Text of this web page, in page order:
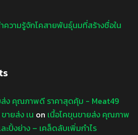
ความรู้จักโคสายพันธุ์นมที่สร้างชื่อใน
ส่ง คุณภาพดี ราคาสุดคุ้ม - Meat49
ายส่ง เน on เนื้อโคขุนขายส่ง คุณภาพ
ปิ้งย่าง – เคล็ดลับเพิ่มกำไร